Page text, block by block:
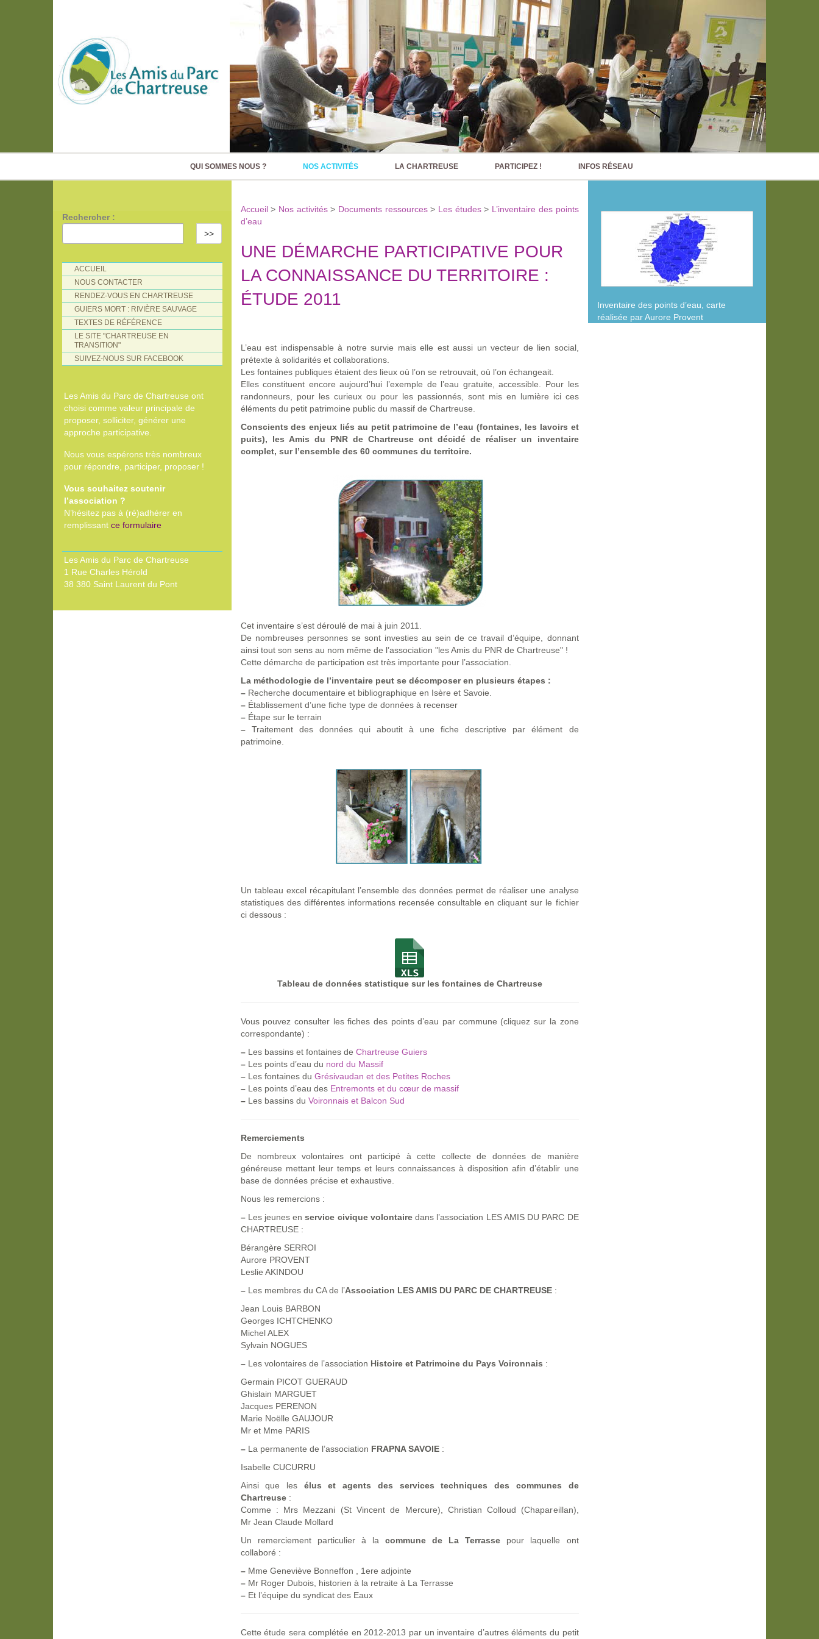
QUI SOMMES NOUS ? NOS ACTIVITÉS LA CHARTREUSE PARTICIPEZ ! INFOS RÉSEAU
Accueil> Nos activités> Documents ressources> Les études> L’inventaire des points
d’eau
UNE DÉMARCHE PARTICIPATIVE POUR
LA CONNAISSANCE DU TERRITOIRE :
ÉTUDE 2011
L’eau est indispensable à notre survie mais elle est aussi un vecteur de lien social,
prétexte à solidarités et collaborations.
Les fontaines publiques étaient des lieux où l’on se retrouvait, où l’on échangeait.
Elles constituent encore aujourd’hui l’exemple de l’eau gratuite, accessible. Pour les
randonneurs, pour les curieux ou pour les passionnés, sont mis en lumière ici ces
éléments du petit patrimoine public du massif de Chartreuse.
Conscients des enjeux liés au petit patrimoine de l’eau (fontaines, les lavoirs et
puits), les Amis du PNR de Chartreuse ont décidé de réaliser un inventaire
complet, sur l’ensemble des 60 communes du territoire.
Cet inventaire s’est déroulé de mai à juin 2011.
De nombreuses personnes se sont investies au sein de ce travail d’équipe, donnant
ainsi tout son sens au nom même de l’association "les Amis du PNR de Chartreuse" !
Cette démarche de participation est très importante pour l’association.
La méthodologie de l’inventaire peut se décomposer en plusieurs étapes :
–Recherche documentaire et bibliographique en Isère et Savoie.
–Établissement d’une fiche type de données à recenser
–Étape sur le terrain
–Traitement des données qui aboutit à une fiche descriptive par élément de
patrimoine.
Un tableau excel récapitulant l’ensemble des données permet de réaliser une analyse
statistiques des différentes informations recensée consultable en cliquant sur le fichier
ci dessous :
Tableau de données statistique sur les fontaines de Chartreuse
Vous pouvez consulter les fiches des points d’eau par commune (cliquez sur la zone
correspondante) :
–Les bassins et fontaines de Chartreuse Guiers
–Les points d’eau du nord du Massif
–Les fontaines du Grésivaudan et des Petites Roches
–Les points d’eau des Entremonts et du cœur de massif
–Les bassins du Voironnais et Balcon Sud
Remerciements
De nombreux volontaires ont participé à cette collecte de données de manière
généreuse mettant leur temps et leurs connaissances à disposition afin d’établir une
base de données précise et exhaustive.
Nous les remercions :
–Les jeunes enservice civique volontairedans l’association LES AMIS DU PARC DE
CHARTREUSE :
Bérangère SERROI
Aurore PROVENT
Leslie AKINDOU
–Les membres du CA de l’Association LES AMIS DU PARC DE CHARTREUSE:
Jean Louis BARBON
Georges ICHTCHENKO
Michel ALEX
Sylvain NOGUES
–Les volontaires de l’association Histoire et Patrimoine du Pays Voironnais :
Germain PICOT GUERAUD
Ghislain MARGUET
Jacques PERENON
Marie Noëlle GAUJOUR
Mr et Mme PARIS
–La permanente de l’association FRAPNA SAVOIE:
Isabelle CUCURRU
Ainsi que les élus et agents des services techniques des communes de
Chartreuse:
Comme : Mrs Mezzani (St Vincent de Mercure), Christian Colloud (Chapareillan),
Mr Jean Claude Mollard
Un remerciement particulier à la commune de La Terrasse pour laquelle ont
collaboré :
–Mme Geneviève Bonneffon , 1ere adjointe
–Mr Roger Dubois, historien à la retraite à La Terrasse
–Et l’équipe du syndicat des Eaux
Cette étude sera complétée en 2012-2013 par un inventaire d’autres éléments du petit
Rechercher :
>>
ACCUEIL
NOUS CONTACTER
RENDEZ-VOUS EN CHARTREUSE
GUIERS MORT : RIVIÈRE SAUVAGE
TEXTES DE RÉFÉRENCE
LE SITE "CHARTREUSE EN
TRANSITION"
SUIVEZ-NOUS SUR FACEBOOK
Les Amis du Parc de Chartreuse ont
choisi comme valeur principale de
proposer, solliciter, générer une
approche participative.
Nous vous espérons très nombreux
pour répondre, participer, proposer !
Vous souhaitez soutenir
l’association ?
N’hésitez pas à (ré)adhérer en
remplissant ce formulaire
Les Amis du Parc de Chartreuse
1 Rue Charles Hérold
38 380 Saint Laurent du Pont
Inventaire des points d’eau, carte
réalisée par Aurore Provent